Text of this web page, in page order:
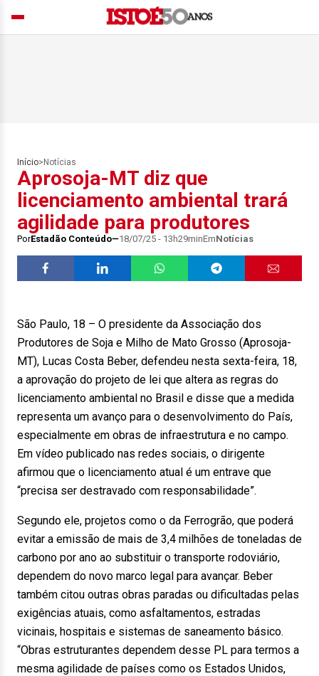
Início> Notícias
Aprosoja-MT diz que
licenciamento ambiental trará
agilidade para produtores
PorEstadão Conteúdo 18/07/25 - 13h29minEmNotícias
São Paulo, 18 – O presidente da Associação dos
Produtores de Soja e Milho de Mato Grosso (Aprosoja-
MT), Lucas Costa Beber, defendeu nesta sexta-feira, 18,
a aprovação do projeto de lei que altera as regras do
licenciamento ambiental no Brasil e disse que a medida
representa um avanço para o desenvolvimento do País,
especialmente em obras de infraestrutura e no campo.
Em vídeo publicado nas redes sociais, o dirigente
afirmou que o licenciamento atual é um entrave que
“precisa ser destravado com responsabilidade”.
Segundo ele, projetos como o da Ferrogrão, que poderá
evitar a emissão de mais de 3,4 milhões de toneladas de
carbono por ano ao substituir o transporte rodoviário,
dependem do novo marco legal para avançar. Beber
também citou outras obras paradas ou dificultadas pelas
exigências atuais, como asfaltamentos, estradas
vicinais, hospitais e sistemas de saneamento básico.
“Obras estruturantes dependem desse PL para termos a
mesma agilidade de países como os Estados Unidos,